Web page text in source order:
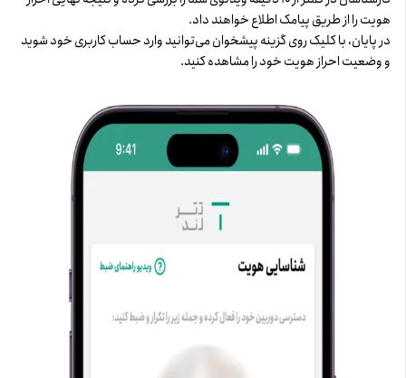
هویت را از طریق پیامک اطلاع خواهند داد.
در پایان، با کلیک روی گزینه پیشخوان می‌توانید وارد حساب کاربری خود شوید
و وضعیت احراز هویت خود را مشاهده کنید.